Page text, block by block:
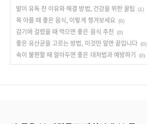
발이 유독 찬 이유와 해결 방법, 건강을 위한 꿀팁 (1)
목 아플 때 좋은 음식, 이렇게 챙겨보세요 (0)
감기에 걸렸을 때 먹으면 좋은 음식 추천 (0)
좋은 유산균을 고르는 방법, 이것만 알면 끝입니다 (0)
속이 불편할 때 알아두면 좋은 대처법과 예방하기 (0)